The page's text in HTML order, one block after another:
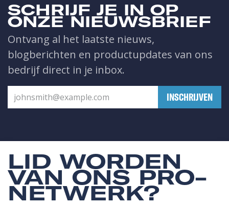
SCHRIJF JE IN OP
ONZE NIEUWSBRIEF
Ontvang al het laatste nieuws,
blogberichten en productupdates van ons
bedrijf direct in je inbox.
​INSCHRIJVEN
LID WORDEN
VAN ONS PRO-
NETWERK?